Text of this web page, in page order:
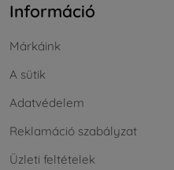
Információ
Márkáink
A sütik
Adatvédelem
Reklamáció szabályzat
Üzleti feltételek